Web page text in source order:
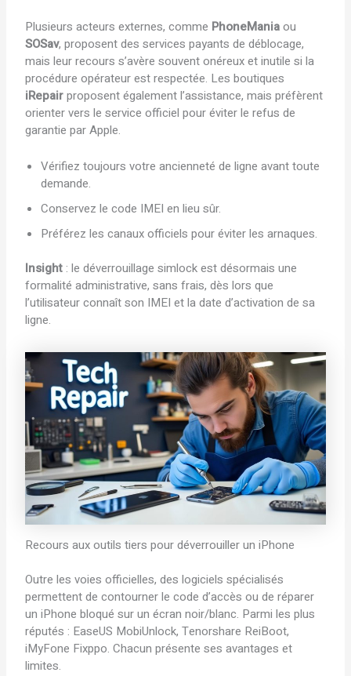
Plusieurs acteurs externes, comme PhoneManiaou
SOSav, proposent des services payants de déblocage,
mais leur recours s’avère souvent onéreux et inutile si la
procédure opérateur est respectée. Les boutiques
iRepairproposent également l’assistance, mais préfèrent
orienter vers le service officiel pour éviter le refus de
garantie par Apple.
Vérifiez toujours votre ancienneté de ligne avant toute
demande.
Conservez le code IMEI en lieu sûr.
Préférez les canaux officiels pour éviter les arnaques.
Insight : le déverrouillage simlock est désormais une
formalité administrative, sans frais, dès lors que
l’utilisateur connaît son IMEI et la date d’activation de sa
ligne.
Recours aux outils tiers pour déverrouiller un iPhone
Outre les voies officielles, des logiciels spécialisés
permettent de contourner le code d’accès ou de réparer
un iPhone bloqué sur un écran noir/blanc. Parmi les plus
réputés : EaseUS MobiUnlock, Tenorshare ReiBoot,
iMyFone Fixppo. Chacun présente ses avantages et
limites.